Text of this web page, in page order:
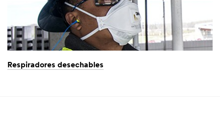
Respiradores desechables